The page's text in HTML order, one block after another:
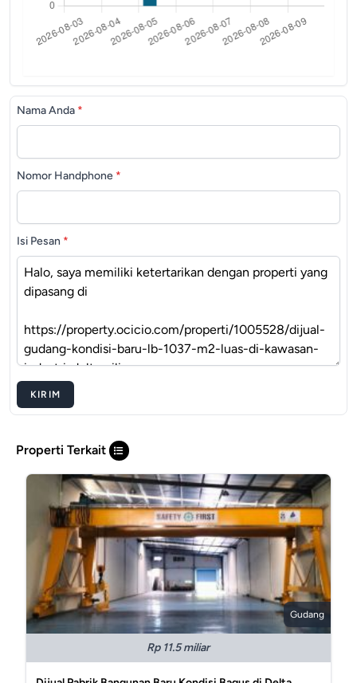
Nama Anda *
Nomor Handphone *
Isi Pesan *
KIRIM
Properti Terkait
Gudang
Rp 11.5 miliar